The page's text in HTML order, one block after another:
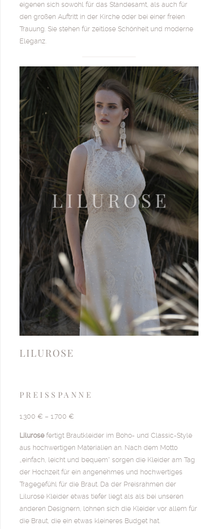
eigenen sich sowohl für das Standesamt, als auch für
den großen Auftritt in der Kirche oder bei einer freien
Trauung. Sie stehen für zeitlose Schönheit und moderne
Eleganz.
LILUROSE
PREISSPANNE
1.300 € – 1.700 €
Lilurosefertigt Brautkleider im Boho- und Classic-Style
aus hochwertigen Materialien an. Nach dem Motto
„einfach, leicht und bequem“ sorgen die Kleider am Tag
der Hochzeit für ein angenehmes und hochwertiges
Tragegefühl für die Braut. Da der Preisrahmen der
Lilurose Kleider etwas tiefer liegt als als bei unseren
anderen Designern, lohnen sich die Kleider vor allem für
die Braut, die ein etwas kleineres Budget hat.